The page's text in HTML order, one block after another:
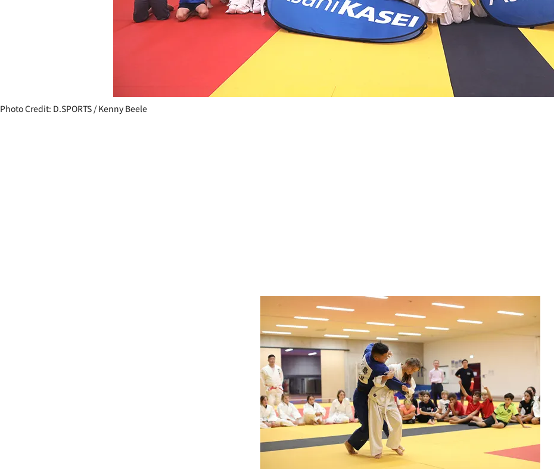
Photo Credit: D.SPORTS / Kenny Beele